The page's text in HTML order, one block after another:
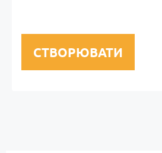
СТВОРЮВАТИ